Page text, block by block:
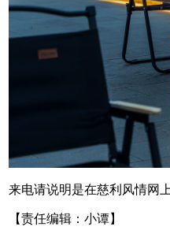
来电请说明是在慈利风情网
【责任编辑：小谭】